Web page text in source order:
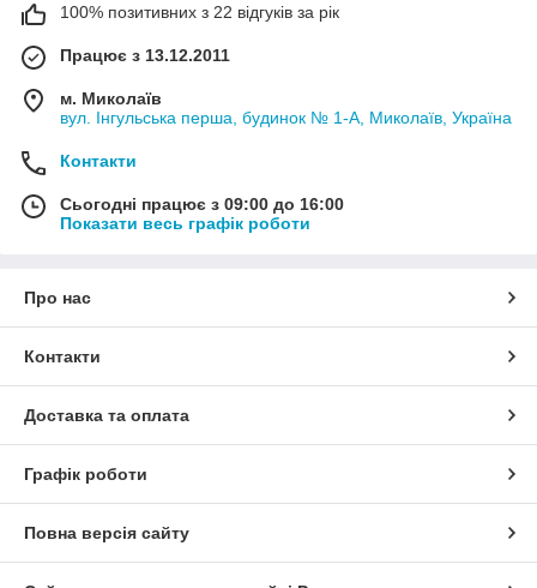
100% позитивних з 22 відгуків за рік
Працює з 13.12.2011
м. Миколаїв
вул. Інгульська перша, будинок № 1-А, Миколаїв, Україна
Контакти
Сьогодні працює з 09:00 до 16:00
Показати весь графік роботи
Про нас
Контакти
Доставка та оплата
Графік роботи
Повна версія сайту